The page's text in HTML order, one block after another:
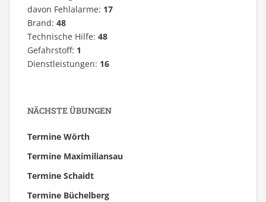
davon Fehlalarme: 17
Brand: 48
Technische Hilfe: 48
Gefahrstoff: 1
Dienstleistungen: 16
NÄCHSTE ÜBUNGEN
Termine Wörth
Termine Maximiliansau
Termine Schaidt
Termine Büchelberg